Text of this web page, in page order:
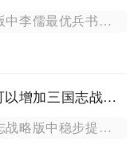
三国志战略版中李儒最优兵书分三套体系，按队伍定位选择虚实大谋...
有什么办法可以增加三国志战略版中的兵力
想要在三国志战略版中稳步提升部队兵力规模，需要从城建基础、武...